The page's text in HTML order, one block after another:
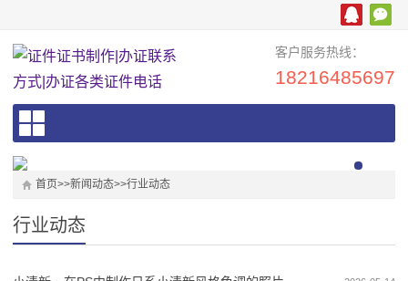
客户服务热线：
18216485697
首页>>新闻动态>>行业动态
行业动态